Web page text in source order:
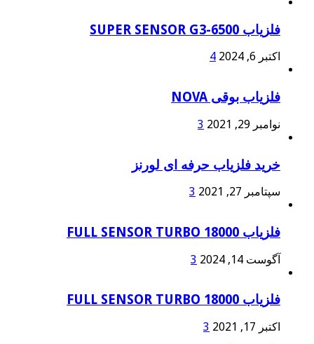
فلزیاب SUPER SENSOR G3-6500
اکتبر 6, 2024 4
فلزیاب بوقی NOVA
نوامبر 29, 2021 3
خرید فلزیاب حرفه ای لورنز
سپتامبر 27, 2021 3
فلزیاب FULL SENSOR TURBO 18000
آگوست 14, 2024 3
فلزیاب FULL SENSOR TURBO 18000
اکتبر 17, 2021
3